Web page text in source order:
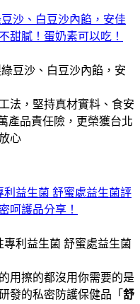
沙、白豆沙內餡，安佳
甜膩！蛋奶素可以吃！
法，堅持真材實料、食安
產品責任險，更榮獲台北
心
利益生菌 舒蜜處益生菌評
呵護品分享！
用擦的都沒用你需要的是
發的私密防護保健品「 舒